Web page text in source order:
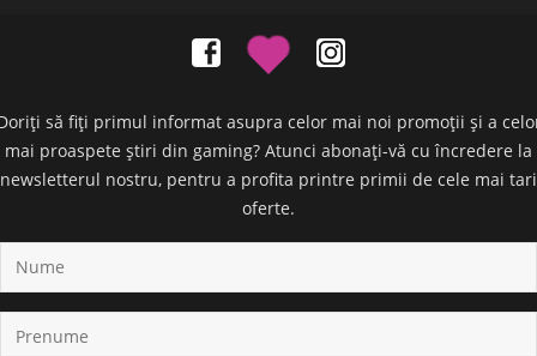
să fiți primul informat asupra celor mai noi promoții și a
mai proaspete știri din gaming? Atunci abonați-vă cu încredere la
newsletterul nostru, pentru a profita printre primii de cele mai tari
oferte.